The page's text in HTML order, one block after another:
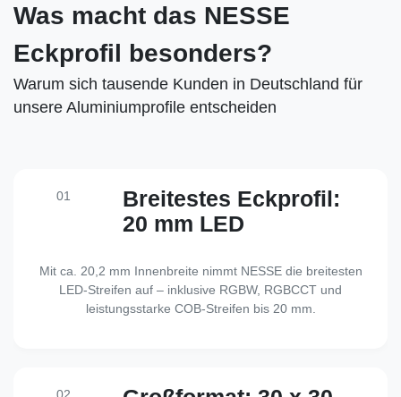
Was macht das NESSE
Eckprofil besonders?
Warum sich tausende Kunden in Deutschland für
unsere Aluminiumprofile entscheiden
01
Breitestes Eckprofil:
20 mm LED
Mit ca. 20,2 mm Innenbreite nimmt NESSE die breitesten
LED-Streifen auf – inklusive RGBW, RGBCCT und
leistungsstarke COB-Streifen bis 20 mm.
02